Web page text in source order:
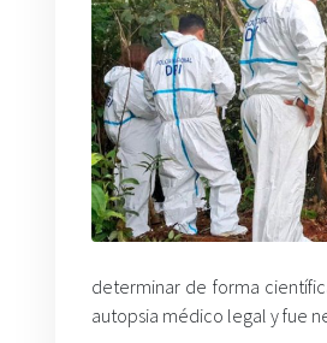
determinar de forma
autopsia médico legal y fue